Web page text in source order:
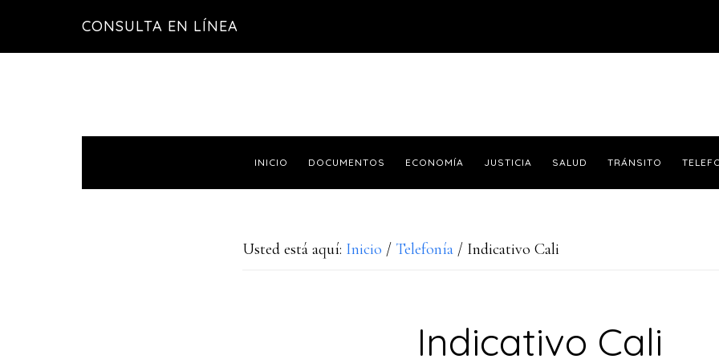
CONSULTA EN LÍNEA
INICIO DOCUMENTOS ECONOMÍA JUSTICIA SALUD TRÁNSITO
Usted está aquí: Inicio / Telefonía / Indicativo Cali
Indicativo Cali